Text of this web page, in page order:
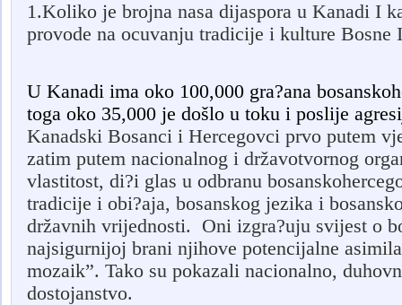
1.Koliko je brojna nasa dijaspora u Kanadi I
provode na ocuvanju tradicije i kulture
U Kanadi ima oko 100,000 gra?ana
toga oko 35,000 je došlo u toku i poslije
Kanadski Bosanci i Hercegovci prvo putem
zatim putem nacionalnog i državotvornog
vlastitost, di?i glas u odbranu
tradicije i obi?aja, bosanskog jezika i
državnih vrijednosti. Oni izgra?uju svijest o
najsigurnijoj brani njihove potencijalne
mozaik”. Tako su pokazali nacionalno,
dostojanstvo.